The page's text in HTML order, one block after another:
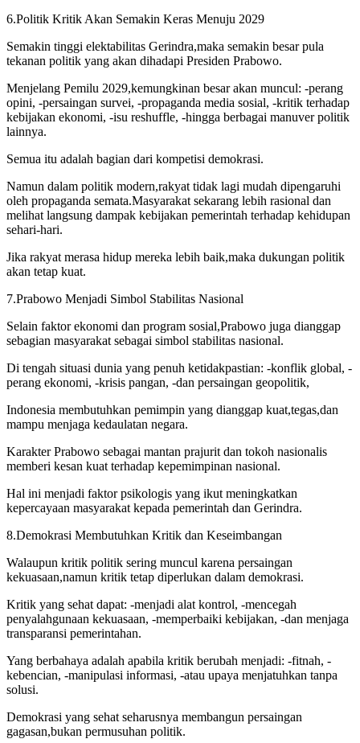
6.Politik Kritik Akan Semakin Keras Menuju 2029
Semakin tinggi elektabilitas Gerindra,maka semakin besar pula
tekanan politik yang akan dihadapi Presiden Prabowo.
Menjelang Pemilu 2029,kemungkinan besar akan muncul: -perang
opini, -persaingan survei, -propaganda media sosial, -kritik terhadap
kebijakan ekonomi, -isu reshuffle, -hingga berbagai manuver politik
lainnya.
Semua itu adalah bagian dari kompetisi demokrasi.
Namun dalam politik modern,rakyat tidak lagi mudah dipengaruhi
oleh propaganda semata.Masyarakat sekarang lebih rasional dan
melihat langsung dampak kebijakan pemerintah terhadap kehidupan
sehari-hari.
Jika rakyat merasa hidup mereka lebih baik,maka dukungan politik
akan tetap kuat.
7.Prabowo Menjadi Simbol Stabilitas Nasional
Selain faktor ekonomi dan program sosial,Prabowo juga dianggap
sebagian masyarakat sebagai simbol stabilitas nasional.
Di tengah situasi dunia yang penuh ketidakpastian: -konflik global, -
perang ekonomi, -krisis pangan, -dan persaingan geopolitik,
Indonesia membutuhkan pemimpin yang dianggap kuat,tegas,dan
mampu menjaga kedaulatan negara.
Karakter Prabowo sebagai mantan prajurit dan tokoh nasionalis
memberi kesan kuat terhadap kepemimpinan nasional.
Hal ini menjadi faktor psikologis yang ikut meningkatkan
kepercayaan masyarakat kepada pemerintah dan Gerindra.
8.Demokrasi Membutuhkan Kritik dan Keseimbangan
Walaupun kritik politik sering muncul karena persaingan
kekuasaan,namun kritik tetap diperlukan dalam demokrasi.
Kritik yang sehat dapat: -menjadi alat kontrol, -mencegah
penyalahgunaan kekuasaan, -memperbaiki kebijakan, -dan menjaga
transparansi pemerintahan.
Yang berbahaya adalah apabila kritik berubah menjadi: -fitnah, -
kebencian, -manipulasi informasi, -atau upaya menjatuhkan tanpa
solusi.
Demokrasi yang sehat seharusnya membangun persaingan
gagasan,bukan permusuhan politik.